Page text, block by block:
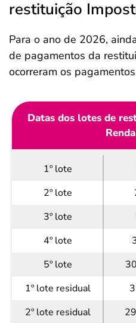
restituição
Para o ano de 2026,
de pagamentos da
ocorreram os
Datas dos lotes de
1º lote
2º lote
3º lote
4º lote
5º lote
1º lote residual
2º lote residual